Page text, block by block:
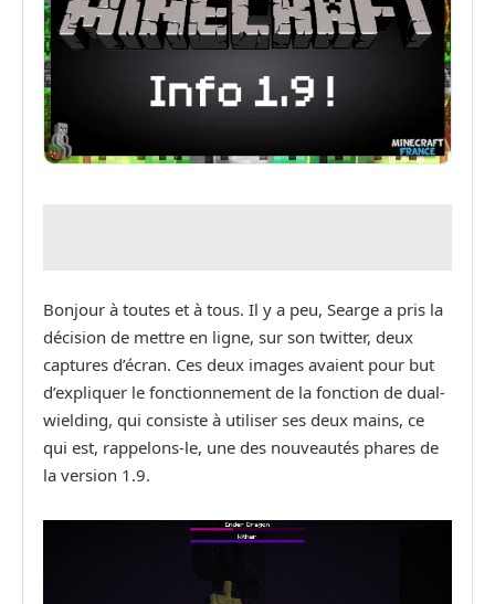
Bonjour à toutes et à tous. Il y a peu, Searge a pris la
décision de mettre en ligne, sur son twitter, deux
captures d’écran. Ces deux images avaient pour but
d’expliquer le fonctionnement de la fonction de dual-
wielding, qui consiste à utiliser ses deux mains, ce
qui est, rappelons-le, une des nouveautés phares de
la version 1.9.